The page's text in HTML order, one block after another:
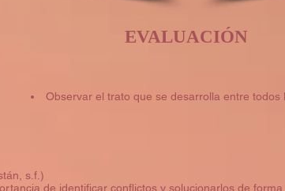
EVALUACIÓN
Observar el trato que se desarrolla entre todos
s.f.)
de identificar conflictos y solucionarlos de forma